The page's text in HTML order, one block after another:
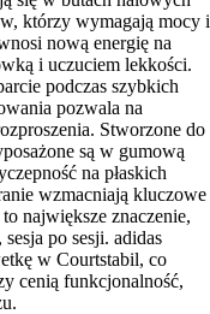
którzy wymagają mocy i
nową energię na
i uczuciem lekkości.
podczas szybkich
pozwala na
Stworzone do
są w gumową
na płaskich
wzmacniają kluczowe
największe znaczenie,
po sesji. adidas
w Courtstabil, co
cenią funkcjonalność,